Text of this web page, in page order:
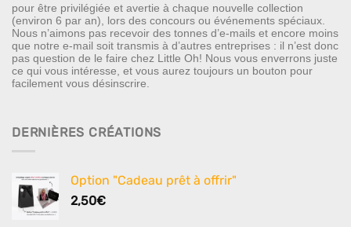
pour être privilégiée et avertie à chaque nouvelle collection
(environ 6 par an), lors des concours ou événements spéciaux.
Nous n’aimons pas recevoir des tonnes d’e-mails et encore moins
que notre e-mail soit transmis à d’autres entreprises : il n’est donc
pas question de le faire chez Little Oh! Nous vous enverrons juste
ce qui vous intéresse, et vous aurez toujours un bouton pour
facilement vous désinscrire.
DERNIÈRES CRÉATIONS
Option "Cadeau prêt à offrir"
2,50€